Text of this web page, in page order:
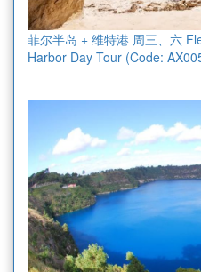
菲尔半岛 + 维特港 周三、六
Harbor Day Tour (Code: